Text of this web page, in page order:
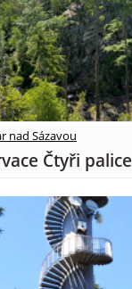
nad Sázavou
Čtyři palice